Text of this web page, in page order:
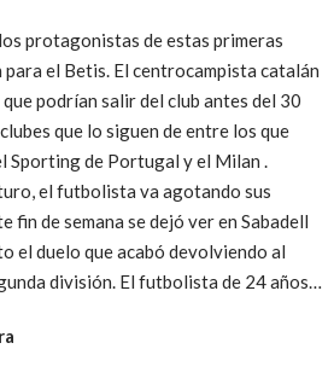
protagonistas de estas primeras
para el Betis. El centrocampista catalán
podrían salir del club antes del 30
que lo siguen de entre los que
Sporting de Portugal y el Milan .
el futbolista va agotando sus
fin de semana se dejó ver en Sabadell
el duelo que acabó devolviendo al
división. El futbolista de 24 años…